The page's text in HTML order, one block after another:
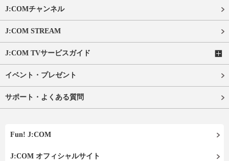
J:COMチャンネル
J:COM STREAM
J:COM TVサービスガイド
イベント・プレゼント
サポート・よくある質問
Fun! J:COM
J:COM オフィシャルサイト